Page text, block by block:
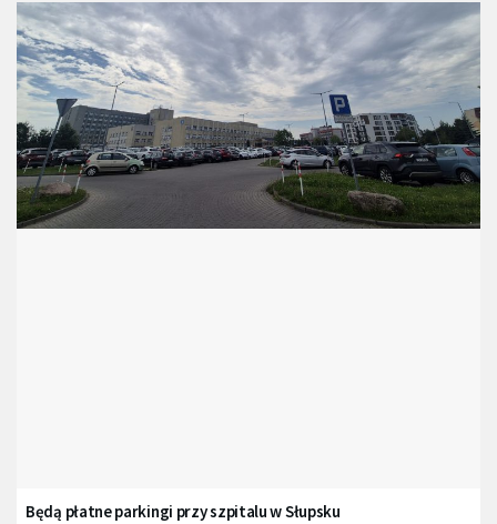
Będą płatne parkingi przy szpitalu w Słupsku